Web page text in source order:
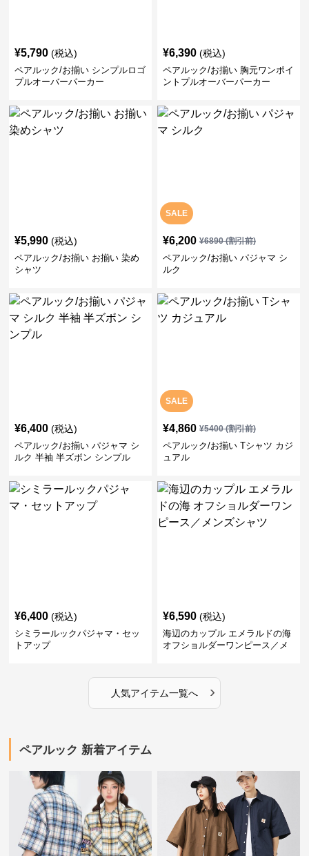
¥5,790 (税込)
ペアルック/お揃い シンプルロゴ
プルオーバーパーカー
¥6,390 (税込)
ペアルック/お揃い 胸元ワンポイ
ントプルオーバーパーカー
¥5,990 (税込)
ペアルック/お揃い お揃い 染め
シャツ
SALE
¥6,200 ¥6890(割引前)
ペアルック/お揃い パジャマ シ
ルク
¥6,400 (税込)
ペアルック/お揃い パジャマ シ
ルク 半袖 半ズボン シンプル
SALE
¥4,860 ¥5400(割引前)
ペアルック/お揃い Tシャツ カジ
ュアル
¥6,400 (税込)
シミラールックパジャマ・セッ
トアップ
¥6,590 (税込)
海辺のカップル エメラルドの海
オフショルダーワンピース／メ
人気アイテム一覧へ ›
ペアルック 新着アイテム